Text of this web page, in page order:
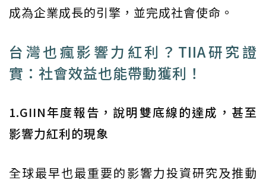
成為企業成長的引擎，並完成社會使命。
台灣也瘋影響力紅利？TIIA研究證
實：社會效益也能帶動獲利！
1.GIIN年度報告，說明雙底線的達成，甚至
影響力紅利的現象
全球最早也最重要的影響力投資研究及推動